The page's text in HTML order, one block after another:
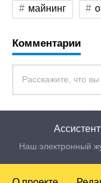
майнинг
Комментарии
Наш электронный